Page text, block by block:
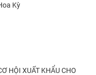
VPCP: Tập trung cao độ,
Kỳ
HỘI XUẤT KHẨU CHO